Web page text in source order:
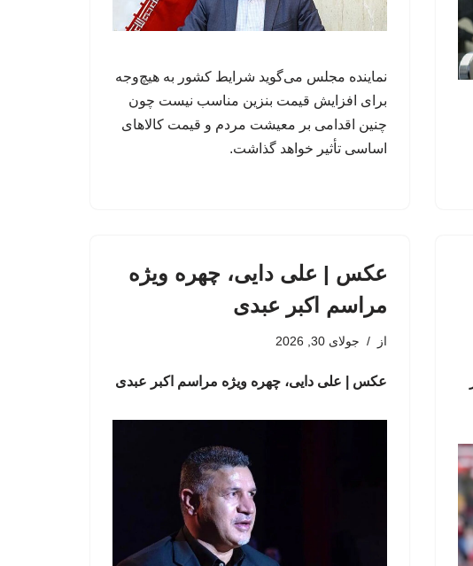
نماینده مجلس می‌گوید شرایط کشور به هیچ‌وجه
برای افزایش قیمت بنزین مناسب نیست چون
چنین اقدامی بر معیشت مردم و قیمت کالاهای
اساسی تأثیر خواهد گذاشت.
عکس | علی دایی، چهره ویژه
مراسم اکبر عبدی
از جولای 30, 2026
عکس | علی دایی، چهره ویژه مراسم اکبر عبدی